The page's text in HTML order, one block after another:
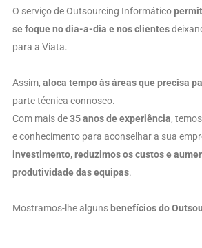
O serviço de Outsourcing Informático
se foque no dia-a-dia e nos clientes
para a Viata.
Assim, aloca tempo às áreas que precisa
parte técnica connosco.
Com mais de35 anos de experiência,
e conhecimento para aconselhar a sua
investimento, reduzimos os custos e
produtividade das equipas.
Mostramos-lhe alguns benefícios do